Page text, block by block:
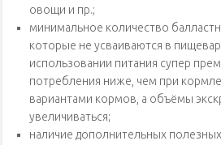
овощи и пр.;
минимальное количество
которые не усваиваются в
использовании питания супер
потребления ниже, чем при
вариантами кормов, а объёмы
увеличиваться;
наличие дополнительных